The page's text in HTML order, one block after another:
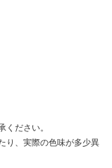
ださい。
り、実際の色味が多少異